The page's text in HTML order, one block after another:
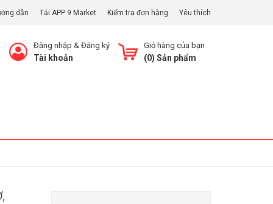
dẫn Tải APP 9 Market Kiểm tra đơn hàng Yêu thích
Giỏ hàng của bạn
(0) Sản phẩm
Đăng nhập & Đăng ký
Tài khoản